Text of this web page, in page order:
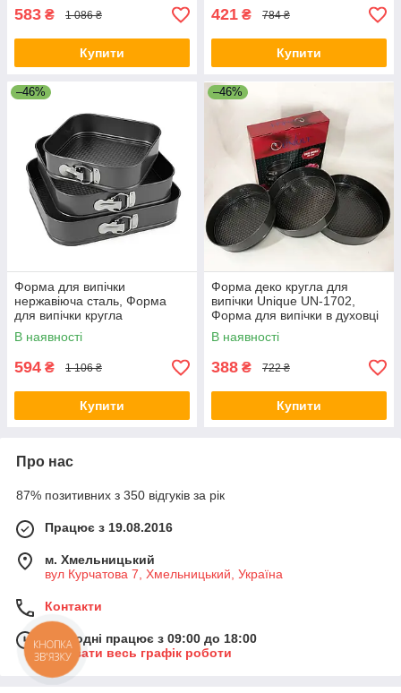
583 ₴ 1 086 ₴
Купити
421 ₴ 784 ₴
Купити
–46%
Форма для випічки
нержавіюча сталь, Форма
для випічки кругла
Кондитерське кільце
складання тортів WH-25
В наявності
594 ₴ 1 106 ₴
Купити
–46%
Форма деко кругла для
випічки Unique UN-1702,
Форма для випічки в духовці
кругла SB-94
В наявності
388 ₴ 722 ₴
Купити
Про нас
87% позитивних з 350 відгуків за рік
Працює з 19.08.2016
м. Хмельницький
вул Курчатова 7, Хмельницький, Україна
Контакти
Сьогодні працює з 09:00 до 18:00
Показати весь графік роботи
КНОПКА
ЗВ'ЯЗКУ